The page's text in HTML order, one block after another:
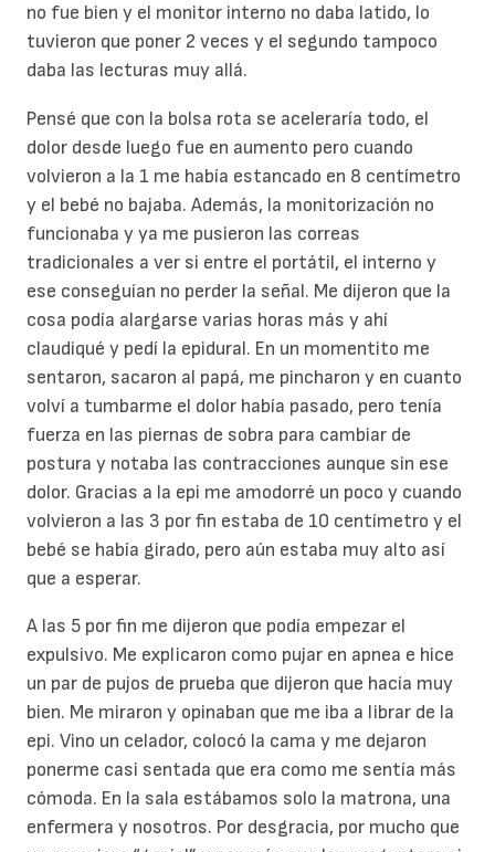
no fue bien y el monitor interno no daba latido, lo
tuvieron que poner 2 veces y el segundo tampoco
daba las lecturas muy allá.
Pensé que con la bolsa rota se aceleraría todo, el
dolor desde luego fue en aumento pero cuando
volvieron a la 1 me había estancado en 8 centímetro
y el bebé no bajaba. Además, la monitorización no
funcionaba y ya me pusieron las correas
tradicionales a ver si entre el portátil, el interno y
ese conseguían no perder la señal. Me dijeron que la
cosa podía alargarse varias horas más y ahí
claudiqué y pedí la epidural. En un momentito me
sentaron, sacaron al papá, me pincharon y en cuanto
volví a tumbarme el dolor había pasado, pero tenía
fuerza en las piernas de sobra para cambiar de
postura y notaba las contracciones aunque sin ese
dolor. Gracias a la epi me amodorré un poco y cuando
volvieron a las 3 por fin estaba de 10 centímetro y el
bebé se había girado, pero aún estaba muy alto así
que a esperar.
A las 5 por fin me dijeron que podía empezar el
expulsivo. Me explicaron como pujar en apnea e hice
un par de pujos de prueba que dijeron que hacía muy
bien. Me miraron y opinaban que me iba a librar de la
epi. Vino un celador, colocó la cama y me dejaron
ponerme casi sentada que era como me sentía más
cómoda. En la sala estábamos solo la matrona, una
enfermera y nosotros. Por desgracia, por mucho que